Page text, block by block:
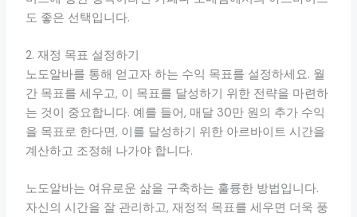
도 좋은 선택입니다.
2. 재정 목표 설정하기
노도알바를 통해 얻고자 하는 수익 목표를 설정하세요. 월
간 목표를 세우고, 이 목표를 달성하기 위한 전략을 마련하
는 것이 중요합니다. 예를 들어, 매달 30만 원의 추가 수익
을 목표로 한다면, 이를 달성하기 위한 아르바이트 시간을
계산하고 조정해 나가야 합니다.
노도알바는 여유로운 삶을 구축하는 훌륭한 방법입니다.
자신의 시간을 잘 관리하고, 재정적 목표를 세우면 더욱 풍